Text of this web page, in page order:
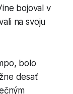
bojoval v
na svoju
bolo
desať